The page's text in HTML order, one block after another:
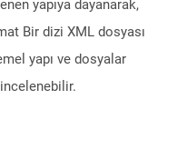
yapıya dayanarak,
Bir dizi XML dosyası
yapı ve dosyalar